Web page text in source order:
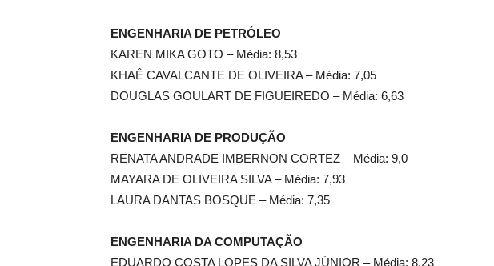
ENGENHARIA DE PETRÓLEO
KAREN MIKA GOTO – Média: 8,53
KHAÊ CAVALCANTE DE OLIVEIRA – Média: 7,05
DOUGLAS GOULART DE FIGUEIREDO – Média: 6,63
ENGENHARIA DE PRODUÇÃO
RENATA ANDRADE IMBERNON CORTEZ – Média: 9,0
MAYARA DE OLIVEIRA SILVA – Média: 7,93
LAURA DANTAS BOSQUE – Média: 7,35
ENGENHARIA DA COMPUTAÇÃO
EDUARDO COSTA LOPES DA SILVA JÚNIOR – Média: 8,23